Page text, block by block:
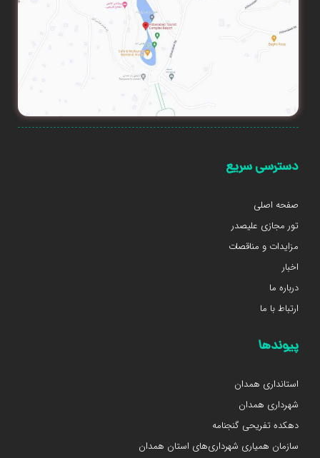
دسترسی سریع
صفحه اصلی
تور مجازی علیصدر
مزایدات و مناقصات
اخبار
درباره ما
ارتباط با ما
پیوندها
استانداری همدان
شهرداری همدان
دهکده تفریحی گنجنامه
سازمان همیاری شهرداری‌های استان همدان